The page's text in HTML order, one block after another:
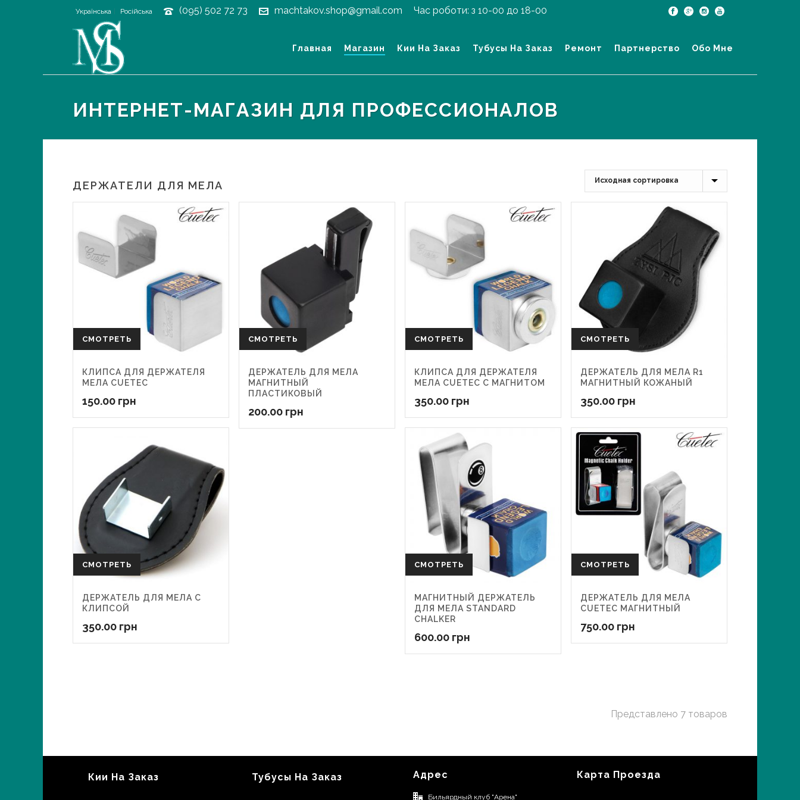
Українська Російська (095) 502 72 73 machtakov.shop@gmail.com Час роботи: з 10-00 до 18-00
Главная Магазин Кии На Заказ Тубусы На Заказ Ремонт Партнерство Обо Мне
ИНТЕРНЕТ-МАГАЗИН ДЛЯ ПРОФЕССИОНАЛОВ
ДЕРЖАТЕЛИ ДЛЯ МЕЛА
СМОТРЕТЬ
КЛИПСА ДЛЯ ДЕРЖАТЕЛЯ
МЕЛА CUETEC
150.00 грн
СМОТРЕТЬ
ДЕРЖАТЕЛЬ ДЛЯ МЕЛА
МАГНИТНЫЙ
ПЛАСТИКОВЫЙ
200.00 грн
СМОТРЕТЬ
КЛИПСА ДЛЯ ДЕРЖАТЕЛЯ
МЕЛА CUETEC С МАГНИТОМ
350.00 грн
СМОТРЕТЬ
ДЕРЖАТЕЛЬ ДЛЯ МЕЛА R1
МАГНИТНЫЙ КОЖАНЫЙ
350.00 грн
СМОТРЕТЬ
ДЕРЖАТЕЛЬ ДЛЯ МЕЛА С
КЛИПСОЙ
350.00 грн
СМОТРЕТЬ
МАГНИТНЫЙ ДЕРЖАТЕЛЬ
ДЛЯ МЕЛА STANDARD
CHALKER
600.00 грн
СМОТРЕТЬ
ДЕРЖАТЕЛЬ ДЛЯ МЕЛА
CUETEC МАГНИТНЫЙ
750.00 грн
Представлено 7 товаров
Кии На Заказ Тубусы На Заказ Адрес
Бильярдный клуб "Арена"
Карта Проезда